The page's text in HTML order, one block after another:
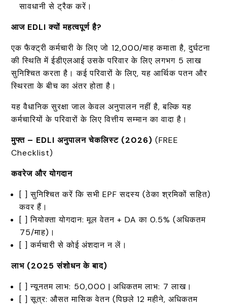
सावधानी से ट्रैक करें।
आज EDLIक्यों महत्वपूर्ण है?
एक फैक्ट्री कर्मचारी के लिए जो ₹12,000/माह कमाता है, दुर्घटना
की स्थिति में ईडीएलआई उसके परिवार के लिए लगभग ₹5 लाख
सुनिश्चित करता है। कई परिवारों के लिए, यह आर्थिक पतन और
स्थिरता के बीच का अंतर होता है।
यह वैधानिक सुरक्षा जाल केवल अनुपालन नहीं है, बल्कि यह
कर्मचारियों के परिवारों के लिए वित्तीय सम्मान का वादा है।
मुफ्त – EDLIअनुपालन चेकलिस्ट (2026) (FREE
Checklist)
कवरेज और योगदान
[ ] सुनिश्चित करें कि सभी EPF सदस्य (ठेका श्रमिकों सहित)
कवर हैं।
[ ] नियोक्ता योगदान: मूल वेतन + DA का 0.5% (अधिकतम
₹75/माह)।
[ ] कर्मचारी से कोई अंशदान न लें।
लाभ (2025संशोधन के बाद)
[ ] न्यूनतम लाभ: ₹50,000 | अधिकतम लाभ: ₹7 लाख।
[ ] सूत्र: औसत मासिक वेतन (पिछले 12 महीने, अधिकतम